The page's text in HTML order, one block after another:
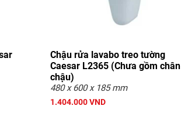
Chậu rửa lavabo treo tường
Caesar L2365 (Chưa gồm chân
chậu)
480 x 600 x 185 mm
1.404.000 VND